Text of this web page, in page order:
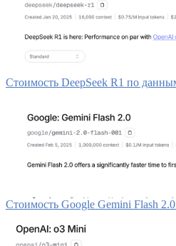
Стоимость DeepSeek R1 по
Стоимость Google Gemini Flash